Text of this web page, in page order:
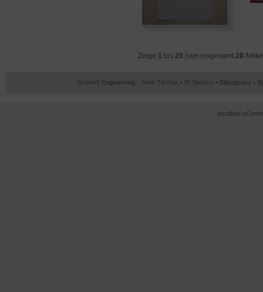
Zeige 1 bis 20 (von insgesamt 28
GreenX Engineering - Jens Tischer • IT-Service • Bildagentur
modified